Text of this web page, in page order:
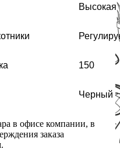
Высокая
150
Черный
в офисе компании, в
заказа